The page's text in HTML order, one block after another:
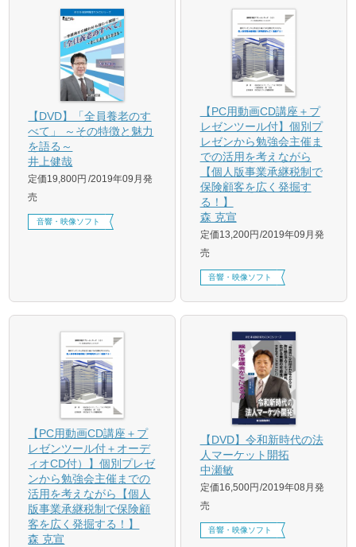
【DVD】「全員養老のす
べて」 ～その特徴と魅力
を語る～
井上健哉
定価19,800円 2019年09月発
売
音響・映像ソフト
【PC用動画CD講座＋プ
レゼンツール付】個別プ
レゼンから勉強会主催ま
での活用を考えながら
【個人版事業承継税制で
保険顧客を広く発掘す
る！】
森 克宣
定価13,200円 2019年09月発
売
音響・映像ソフト
【PC用動画CD講座＋プ
レゼンツール付＋オーデ
ィオCD付）】個別プレゼ
ンから勉強会主催までの
活用を考えながら【個人
版事業承継税制で保険顧
客を広く発掘する！】
森 克宣
【DVD】令和新時代の法
人マーケット開拓
中瀬敏
定価16,500円 2019年08月発
売
音響・映像ソフト